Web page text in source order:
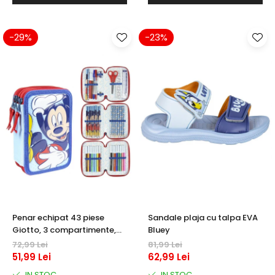
Warner
Wonder Woman
Gorjuss
Incaltaminte fete
Ghete si cizme fete
Pantofi fete
Pantofi sport fete
Papuci si slapi fete
-29%
Penar echipat 43 piese
Giotto, 3 compartimente,
Mickey Mouse
72,99 Lei
51,99 Lei
-23%
Sandale plaja cu talpa EVA
Bluey
81,99 Lei
62,99 Lei